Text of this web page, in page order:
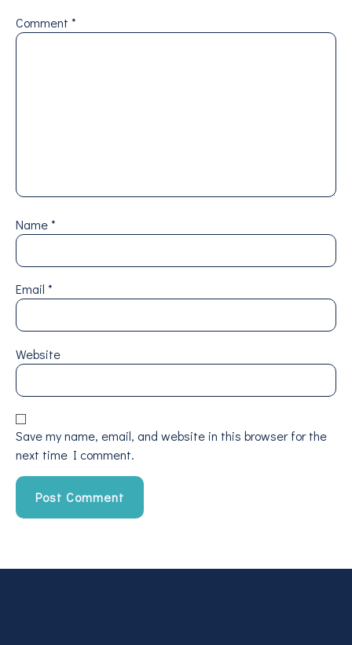
Comment *
Name*
Email *
Website
Save my name, email, and website in this browser for the
next time I comment.